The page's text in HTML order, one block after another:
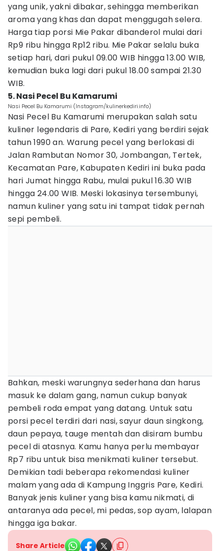
yang unik, yakni dibakar, sehingga memberikan
aroma yang khas dan dapat menggugah selera.
Harga tiap porsi Mie Pakar dibanderol mulai dari
Rp9 ribu hingga Rp12 ribu. Mie Pakar selalu buka
setiap hari, dari pukul 09.00 WIB hingga 13.00 WIB,
kemudian buka lagi dari pukul 18.00 sampai 21.30
WIB.
5. Nasi Pecel Bu Kamarumi
Nasi Pecel Bu Kamarumi (Instagram/kulinerkediri.info)
Nasi Pecel Bu Kamarumi merupakan salah satu
kuliner legendaris di Pare, Kediri yang berdiri sejak
tahun 1990 an. Warung pecel yang berlokasi di
Jalan Rambutan Nomor 30, Jombangan, Tertek,
Kecamatan Pare, Kabupaten Kediri ini buka pada
hari Jumat hingga Rabu, mulai pukul 16.30 WIB
hingga 24.00 WIB. Meski lokasinya tersembunyi,
namun kuliner yang satu ini tampat tidak pernah
sepi pembeli.
Bahkan, meski warungnya sederhana dan harus
masuk ke dalam gang, namun cukup banyak
pembeli roda empat yang datang. Untuk satu
porsi pecel terdiri dari nasi, sayur daun singkong,
daun pepaya, tauge mentah dan disiram bumbu
pecel di atasnya. Kamu hanya perlu membayar
Rp7 ribu untuk bisa menikmati kuliner tersebut.
Demikian tadi beberapa rekomendasi kuliner
malam yang ada di Kampung Inggris Pare, Kediri.
Banyak jenis kuliner yang bisa kamu nikmati, di
antaranya ada pecel, mi pedas, sop ayam, lalapan
hingga iga bakar.
Share Article